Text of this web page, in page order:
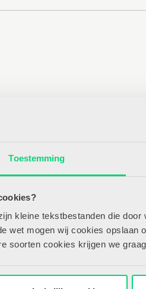
Toestemming
kleine tekstbestanden die
wet mogen wij cookies opslaan
soorten cookies krijgen we